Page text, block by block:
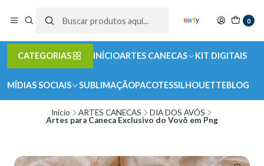
0
CATEGORIAS INÍCIOARTES CANECAS KIT DIGITAIS
MÍDIAS SOCIAIS SUBLIMAÇÃOPACOTESSILHOUETTEBLOG
Início ARTES CANECAS
DIA DOS AVÓS
Artes para Caneca Exclusivo do Vovô em Png